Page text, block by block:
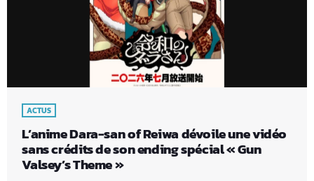
ACTUS
L’anime Dara-san of Reiwa dévoile une vidéo
sans crédits de son ending spécial « Gun
Valsey’s Theme »